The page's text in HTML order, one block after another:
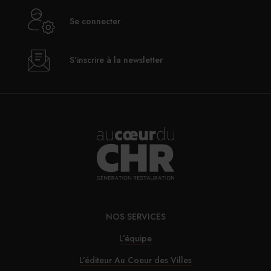
couteaux japonais, dont il s’est fait une spécialité,
présentent plusieurs avantages de ce point de vue. «
manches, notamment en bois de cerisier, le sont aussi
», ajoute-t-il. Les gammes japonaises, très
tendance ces dernières années, ne doivent pas faire
oublier la dimension très ciblée des différents modèles. «
Chaque forme de lame est associée à une catégorie de
vite, cela participe au confort de la découpe
Se connecter
S'inscrire à la newsletter
NOS SERVICES
L’équipe
L’éditeur Au Coeur des Villes